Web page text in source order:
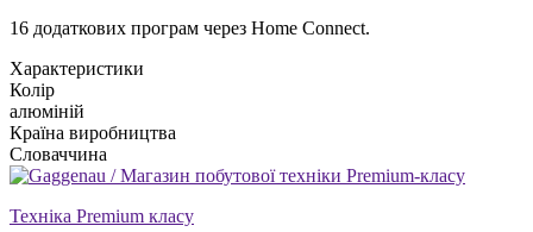
16 додаткових програм через Home Connect.
Xарактеристики
Колір
алюміній
Країна виробництва
Словаччина
Техніка Premium класу